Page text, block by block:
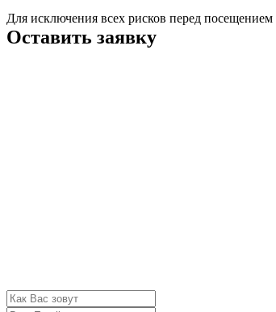
Для исключения всех рисков перед посещением
Оставить заявку